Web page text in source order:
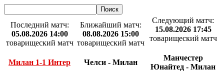
Последний матч:
05.08.2026 14:00
товарищеский матч
Милан 1-1 Интер
Ближайший матч:
08.08.2026 15:00
товарищеский матч
Челси - Милан
Следующий матч:
15.08.2026 17:45
товарищеский матч
Манчестер
Юнайтед - Милан